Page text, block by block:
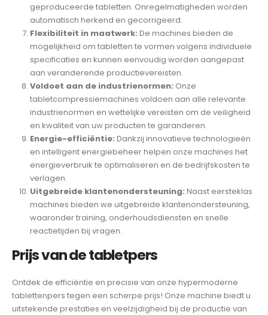
geproduceerde tabletten. Onregelmatigheden worden
automatisch herkend en gecorrigeerd.
Flexibiliteit in maatwerk: De machines bieden de
mogelijkheid om tabletten te vormen volgens individuele
specificaties en kunnen eenvoudig worden aangepast
aan veranderende productievereisten.
Voldoet aan de industrienormen: Onze
tabletcompressiemachines voldoen aan alle relevante
industrienormen en wettelijke vereisten om de veiligheid
en kwaliteit van uw producten te garanderen.
Energie-efficiëntie: Dankzij innovatieve technologieën
en intelligent energiebeheer helpen onze machines het
energieverbruik te optimaliseren en de bedrijfskosten te
verlagen.
Uitgebreide klantenondersteuning: Naast eersteklas
machines bieden we uitgebreide klantenondersteuning,
waaronder training, onderhoudsdiensten en snelle
reactietijden bij vragen.
Prijs van de tabletpers
Ontdek de efficiëntie en precisie van onze hypermoderne
tablettenpers tegen een scherpe prijs! Onze machine biedt u
uitstekende prestaties en veelzijdigheid bij de productie van